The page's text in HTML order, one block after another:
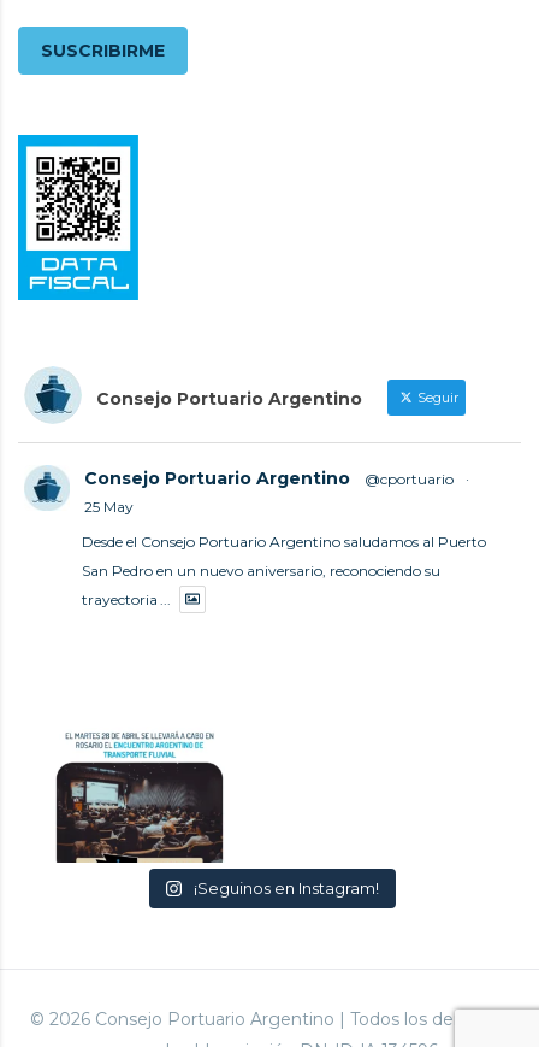
Consejo Portuario Argentino Seguir
Consejo Portuario Argentino @cportuario
·
25 May
Desde el Consejo Portuario Argentino saludamos al Puerto
San Pedro en un nuevo aniversario, reconociendo su
trayectoria
¡Seguinos en Instagram!
© 2026 Consejo Portuario Argentino | Todos los derechos